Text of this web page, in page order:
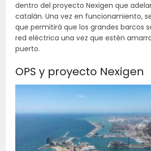
dentro del proyecto Nexigen que
catalán. Una vez en funcionamiento,
que permitirá que los grandes barcos
red eléctrica una vez que estén
puerto.
OPS y proyecto Nexigen